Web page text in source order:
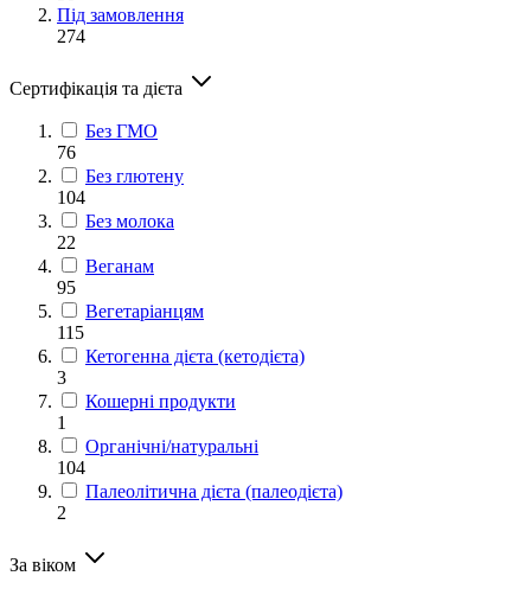
Під замовлення
274
Сертифікація та дієта
Без ГМО
76
Без глютену
104
Без молока
22
Веганам
95
Вегетаріанцям
115
Кетогенна дієта (кетодієта)
3
Кошерні продукти
1
Органічні/натуральні
104
Палеолітична дієта (палеодієта)
2
За віком